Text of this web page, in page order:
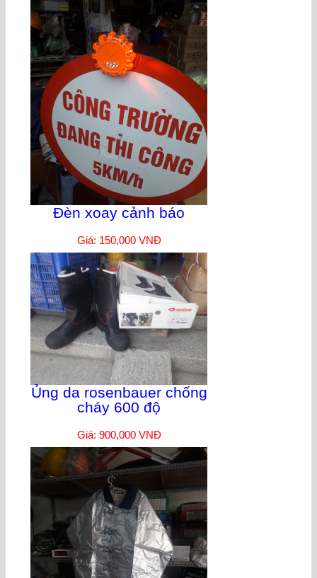
Đèn xoay cảnh báo
Giá: 150,000 VNĐ
Ủng da rosenbauer chống
cháy 600 độ
Giá: 900,000 VNĐ